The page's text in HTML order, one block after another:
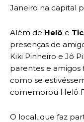
Janeiro na capital
Além de Helô e
presenças de
Kiki Pinheiro e Jô
parentes e amigos
como se
comemorou Helô
O local, que faz